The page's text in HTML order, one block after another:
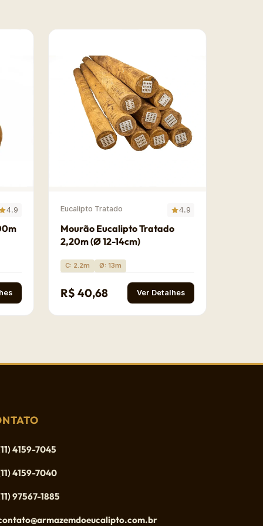
4.9 Eucalipto Tratado 4.9
Mourão Eucalipto Tratado
2,20m (Ø 12-14cm)
C: 2.2m Ø: 13m
R$ 40,68 Ver Detalhes
4159-7045
4159-7040
97567-1885